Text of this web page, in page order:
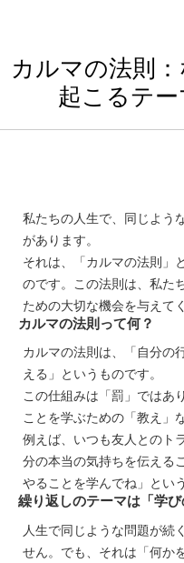
カルマの法則
起こるテ
私たちの人生で、同じよう
があります。
それは、「カルマの法則」
のです。この法則は、私た
ための大切な機会を与えて
カルマの法則って何？
カルマの法則は、「自分の
える」というものです。
この仕組みは「罰」ではあ
ことを学ぶための「教え」
例えば、いつも友人とのト
分の本当の気持ちを伝える
やることを学んでね」とい
繰り返しのテーマは「学び
人生で同じような問題が続
せん。でも、それは「何か